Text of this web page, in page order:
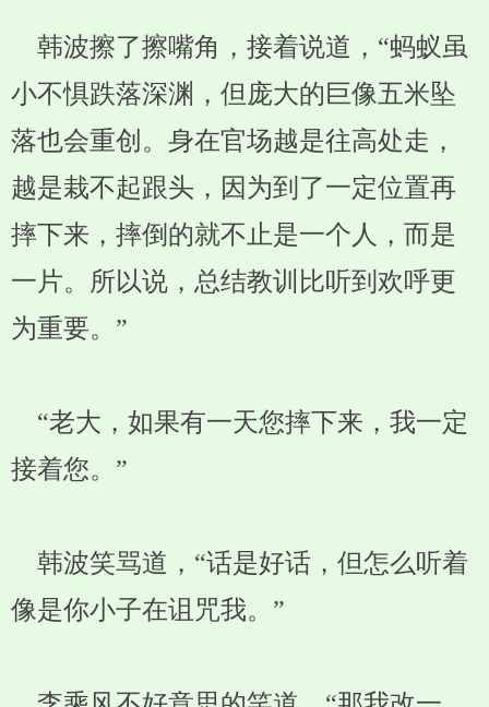
韩波擦了擦嘴角，接着说道，“蚂蚁虽
小不惧跌落深渊，但庞大的巨像五米坠
落也会重创。身在官场越是往高处走，
越是栽不起跟头，因为到了一定位置再
摔下来，摔倒的就不止是一个人，而是
一片。所以说，总结教训比听到欢呼更
为重要。”
“老大，如果有一天您摔下来，我一定
接着您。”
韩波笑骂道，“话是好话，但怎么听着
像是你小子在诅咒我。”